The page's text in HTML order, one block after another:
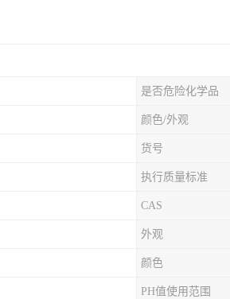
是否危险化学品
颜色/外观
货号
执行质量标准
CAS
外观
颜色
PH值使用范围